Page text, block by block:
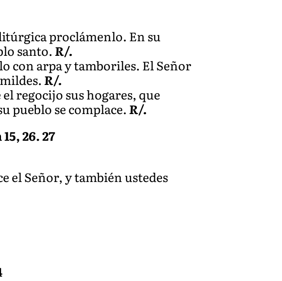
proclámenlo. En su
santo.R/.
con arpa y tamboriles. El Señor
R/.
regocijo sus hogares, que
pueblo se complace.R/.
26. 27
el Señor, y también ustedes